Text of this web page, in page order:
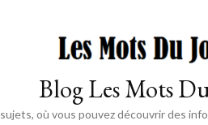
Blog Les Mots
où vous pouvez découvrir des